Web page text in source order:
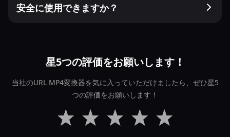
安全に使用できますか？
星5つの評価をお願いします！
当社のURL MP4変換器を気に入っていただけましたら、ぜひ星5
つの評価をお願いします！